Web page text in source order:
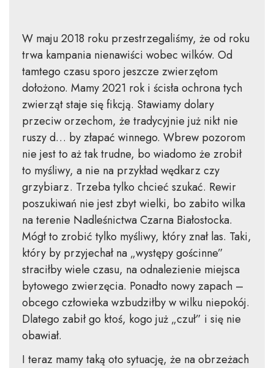
W maju 2018 roku przestrzegaliśmy, że od roku
trwa kampania nienawiści wobec wilków. Od
tamtego czasu sporo jeszcze zwierzętom
dołożono. Mamy 2021 rok i ścisła ochrona tych
zwierząt staje się fikcją. Stawiamy dolary
przeciw orzechom, że tradycyjnie już nikt nie
ruszy d… by złapać winnego. Wbrew pozorom
nie jest to aż tak trudne, bo wiadomo że zrobił
to myśliwy, a nie na przykład wędkarz czy
grzybiarz. Trzeba tylko chcieć szukać. Rewir
poszukiwań nie jest zbyt wielki, bo zabito wilka
na terenie Nadleśnictwa Czarna Białostocka.
Mógł to zrobić tylko myśliwy, który znał las. Taki,
który by przyjechał na „występy gościnne”
straciłby wiele czasu, na odnalezienie miejsca
bytowego zwierzęcia. Ponadto nowy zapach –
obcego człowieka wzbudziłby w wilku niepokój.
Dlatego zabił go ktoś, kogo już „czuł” i się nie
obawiał.
I teraz mamy taką oto sytuację, że na obrzeżach